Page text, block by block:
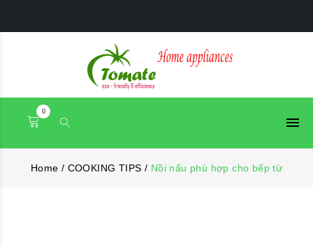
0
Home / COOKING TIPS / Nồi nấu phù hợp cho bếp từ